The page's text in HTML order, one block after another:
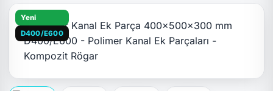
Yeni
D400/E600